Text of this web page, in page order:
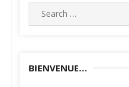
Search
for:
BIENVENUE…